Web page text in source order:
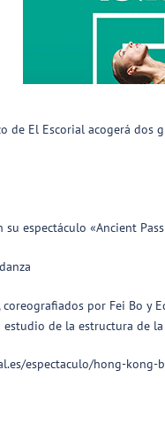
de El Escorial acogerá dos
espectáculo «Ancient
coreografiados por Fei Bo y
estudio de la estructura de
espectaculo/hong-kong-